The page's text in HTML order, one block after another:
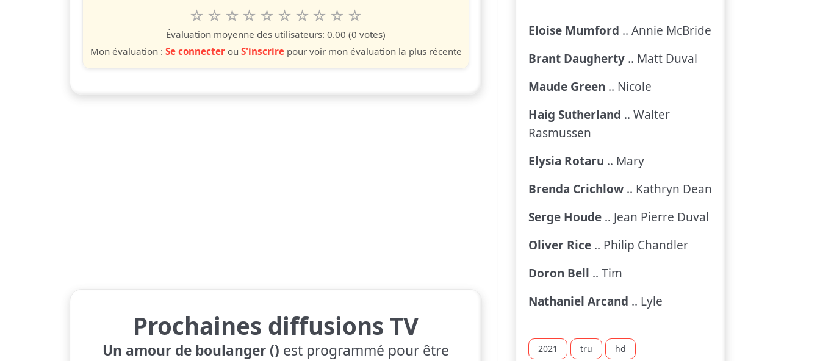
Valuta questo spettacolo da 1 a 10 étoiles
10
étoiles
9
étoiles
8
étoiles
7
étoiles
6
étoiles
5
étoiles
4
étoiles
3
étoiles
2
étoiles
étoile
Évaluation moyenne des utilisateurs: 0.00 (0 votes)
Mon évaluation : Se connecterou S'inscrirepour voir mon évaluation la plus récente
Prochaines diffusions TV
Un amour de boulanger () est programmé pour être
Eloise Mumford .. Annie McBride
Brant Daugherty .. Matt Duval
Maude Green .. Nicole
Haig Sutherland .. Walter
Rasmussen
Elysia Rotaru .. Mary
Brenda Crichlow .. Kathryn Dean
Serge Houde .. Jean Pierre Duval
Oliver Rice .. Philip Chandler
Doron Bell .. Tim
Nathaniel Arcand .. Lyle
2021 tru hd